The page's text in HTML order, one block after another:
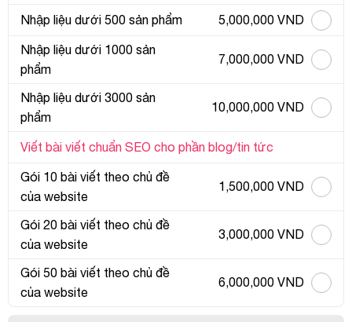
Nhập liệu dưới 500 sản phẩm 5,000,000 VND
Nhập liệu dưới 1000 sản
phẩm
7,000,000 VND
Nhập liệu dưới 3000 sản
phẩm
10,000,000 VND
Viết bài viết chuẩn SEO cho phần blog/tin tức
Gói 10 bài viết theo chủ đề
của website
1,500,000 VND
Gói 20 bài viết theo chủ đề
của website
3,000,000 VND
Gói 50 bài viết theo chủ đề
của website
6,000,000 VND